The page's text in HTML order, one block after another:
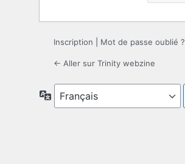
Inscription Mot de passe oublié ?
← Aller sur Trinity webzine
Langue